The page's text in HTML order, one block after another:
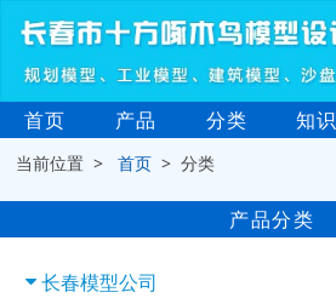
首页 产品 分类 知识
当前位置 >首页 > 分类
产品分类
长春模型公司